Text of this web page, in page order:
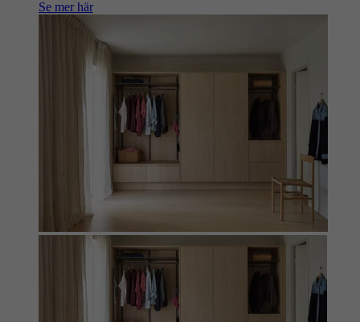
Se mer här